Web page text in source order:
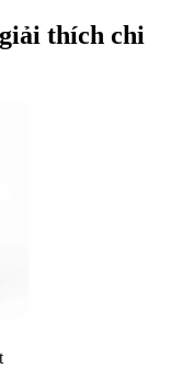
thích chi